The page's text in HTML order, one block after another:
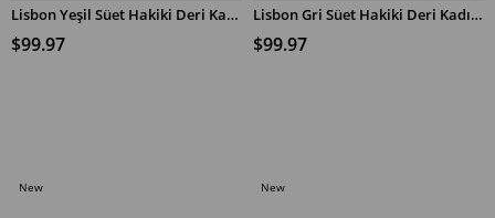
Lisbon Yeşil Süet Hakiki Deri Kadın Sneaker
$99.97
New
Lisbon Gri Süet Hakiki Deri Kadın Sneaker
$99.97
New